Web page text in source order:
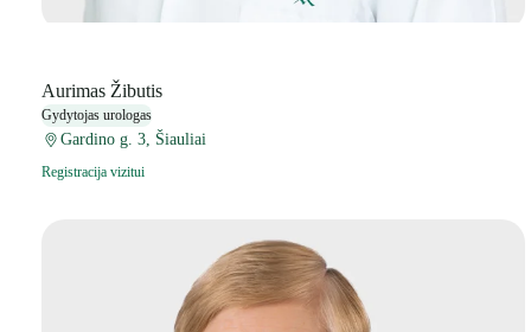
Aurimas Žibutis
Gydytojas urologas
Gardino g. 3, Šiauliai
Registracija vizitui